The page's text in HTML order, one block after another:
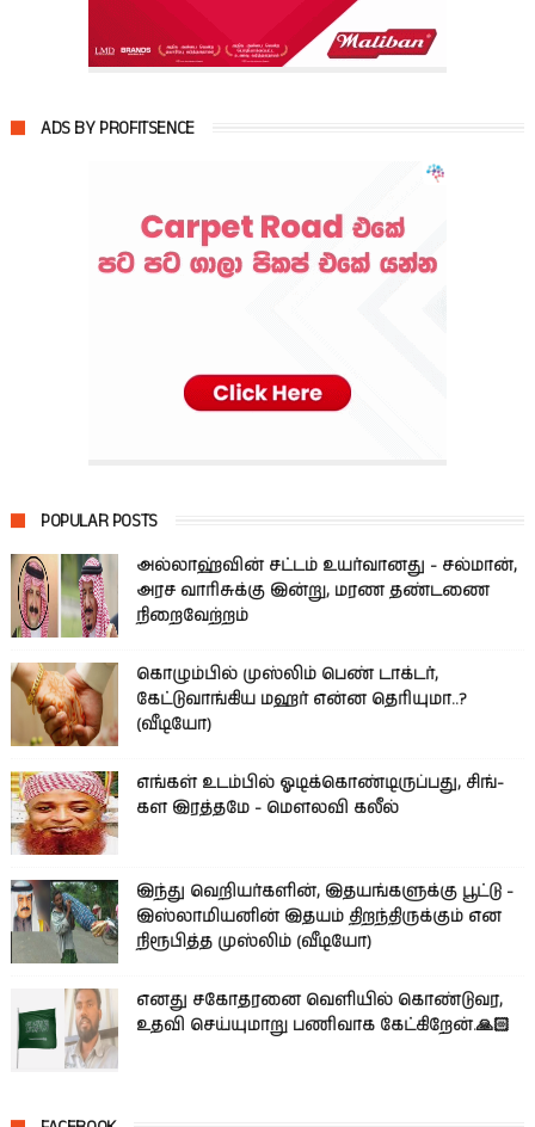
ADS BY PROFITSENCE
POPULAR POSTS
அல்லாஹ்வின் சட்டம் உயர்வானது - சல்மான்,
அரச வாரிசுக்கு இன்று, மரண தண்டணை
நிறைவேற்றம்
கொழும்பில் முஸ்லிம் பெண் டாக்டர்,
கேட்டுவாங்கிய மஹர் என்ன தெரியுமா..?
(வீடியோ)
எங்கள் உடம்பில் ஓடிக்­கொண்­டி­ருப்­பது, சிங்­
கள இரத்­தமே - மௌலவி கலீல்
இந்து வெறியர்களின், இதயங்களுக்கு பூட்டு -
இஸ்லாமியனின் இதயம் திறந்திருக்கும் என
நிரூபித்த முஸ்லிம் (வீடியோ)
எனது சகோதரனை வெளியில் கொண்டுவர,
உதவி செய்யுமாறு பணிவாக கேட்கிறேன்.🙏🏻